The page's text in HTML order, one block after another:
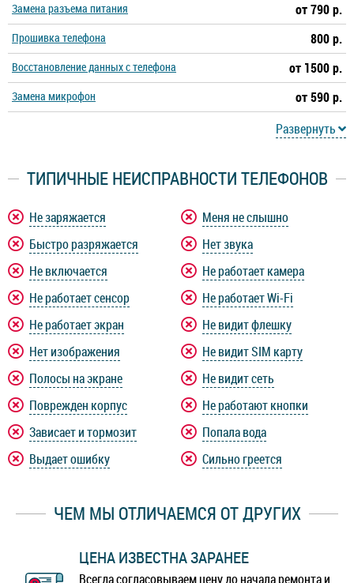
Замена разъема питания от 790 р.
Прошивка телефона 800 р.
Восстановление данных с телефона от 1500 р.
Замена микрофон
от 590 р.
Развернуть
ТИПИЧНЫЕ НЕИСПРАВНОСТИ ТЕЛЕФОНОВ
Не заряжается
Быстро разряжается
Не включается
Не работает сенсор
Не работает экран
Нет изображения
Полосы на экране
Поврежден корпус
Зависает и тормозит
Выдает ошибку
Меня не слышно
Нет звука
Не работает камера
Не работает Wi-Fi
Не видит флешку
Не видит SIM карту
Не видит сеть
Не работают кнопки
Попала вода
Сильно греется
ЧЕМ МЫ ОТЛИЧАЕМСЯ ОТ ДРУГИХ
ЦЕНА ИЗВЕСТНА ЗАРАНЕЕ
Всегда согласовываем цену до начала ремонта и